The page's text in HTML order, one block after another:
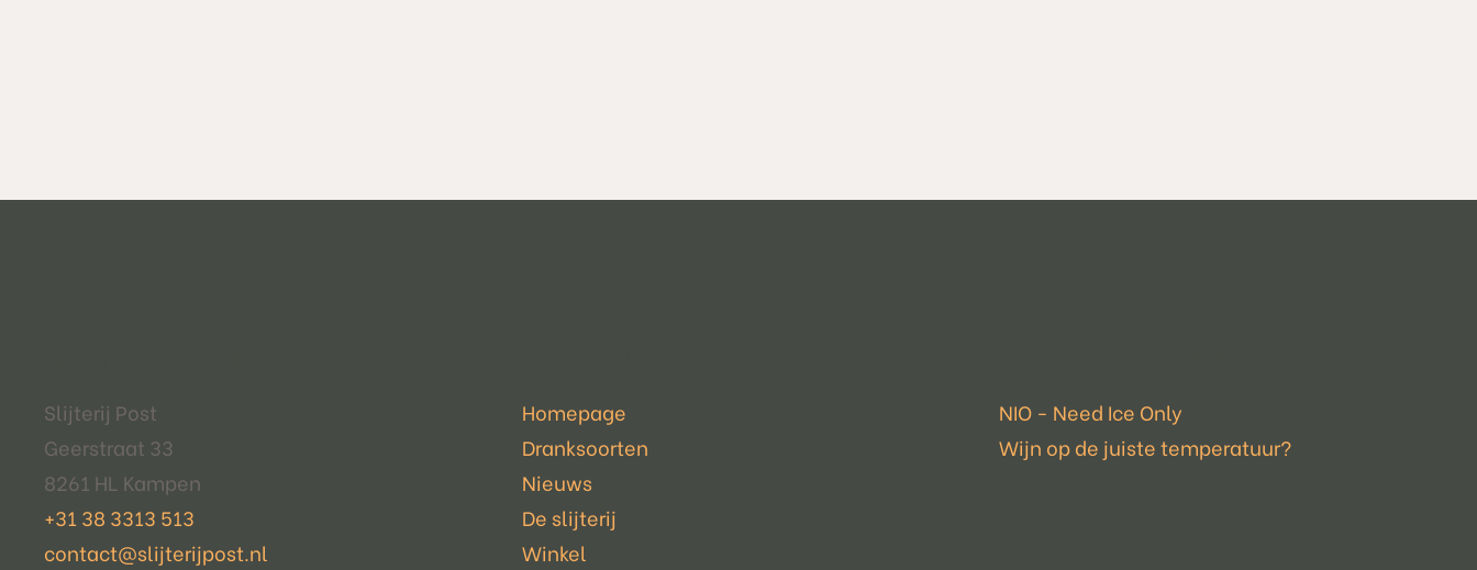
Slijterij Post
Geerstraat 33
8261 HL Kampen
+31 38 3313 513
contact@slijterijpost.nl
Homepage
Dranksoorten
Nieuws
De slijterij
Winkel
NIO - Need Ice Only
Wijn op de juiste temperatuur?